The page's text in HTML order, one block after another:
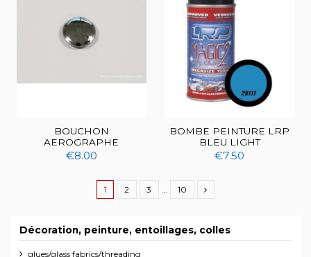
BOUCHON
AEROGRAPHE
€8.00
BOMBE PEINTURE LRP
BLEU LIGHT
€7.50
1 2 3 10
Décoration, peinture, entoillages, colles
glues/glass fabrics/threading